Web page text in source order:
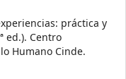
práctica y
ed.). Centro
Humano Cinde.